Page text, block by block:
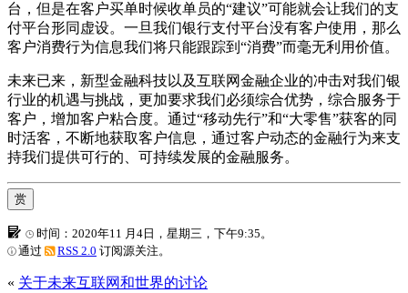
台，但是在客户买单时候收单员的“建议”可能就会让我们的支
付平台形同虚设。一旦我们银行支付平台没有客户使用，那么
客户消费行为信息我们将只能跟踪到“消费”而毫无利用价值。
未来已来，新型金融科技以及互联网金融企业的冲击对我们银
行业的机遇与挑战，更加要求我们必须综合优势，综合服务于
客户，增加客户粘合度。通过“移动先行”和“大零售”获客的同
时活客，不断地获取客户信息，通过客户动态的金融行为来支
持我们提供可行的、可持续发展的金融服务。
赏
时间：2020年11 月4日，星期三，下午9:35。
通过
RSS 2.0 订阅源关注。
« 关于未来互联网和世界的讨论